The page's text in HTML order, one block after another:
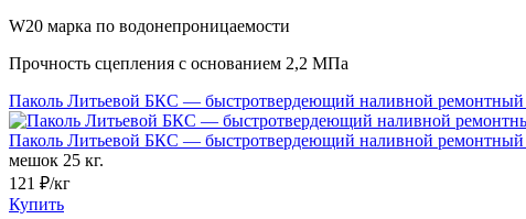
W20 марка по водонепроницаемости
Прочность сцепления с основанием 2,2 МПа
Паколь Литьевой БКС — быстротвердеющий наливной ремонтный
Паколь Литьевой БКС — быстротвердеющий наливной ремонтный
мешок 25 кг.
121 ₽/кг
Купить